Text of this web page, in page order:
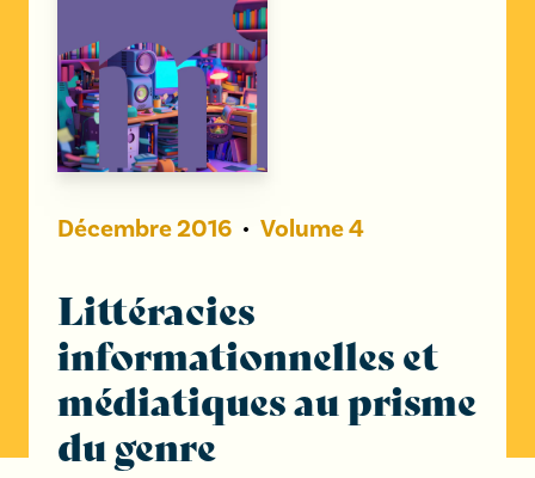
Décembre2016 Volume4
Littéracies
informationnelles et
médiatiques au prisme
du genre